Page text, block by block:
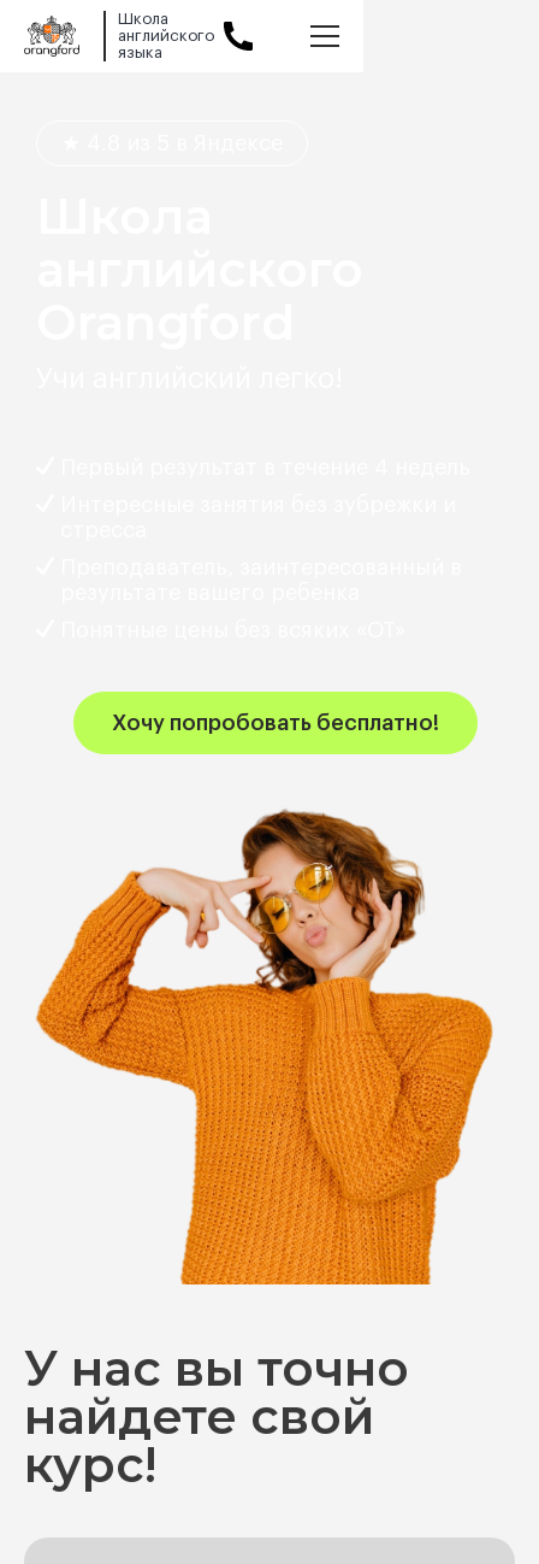
Slide 1 of 2.
Школа
английского
языка
Хочу попробовать бесплатно!
У нас вы точно
найдете свой
курс!